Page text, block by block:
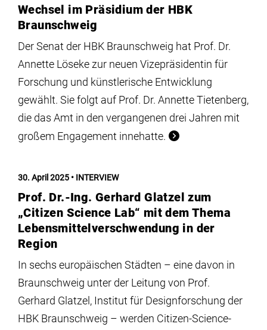
Wechsel im Präsidium der HBK
Braunschweig
Der Senat der HBK Braunschweig hat Prof. Dr.
Annette Löseke zur neuen Vizepräsidentin für
Forschung und künstlerische Entwicklung
gewählt. Sie folgt auf Prof. Dr. Annette Tietenberg,
die das Amt in den vergangenen drei Jahren mit
großem Engagement innehatte.
30. April 2025 INTERVIEW
Prof. Dr.-Ing. Gerhard Glatzel zum
„Citizen Science Lab“ mit dem Thema
Lebensmittelverschwendung in der
Region
In sechs europäischen Städten – eine davon in
Braunschweig unter der Leitung von Prof.
Gerhard Glatzel, Institut für Designforschung der
HBK Braunschweig – werden Citizen-Science-